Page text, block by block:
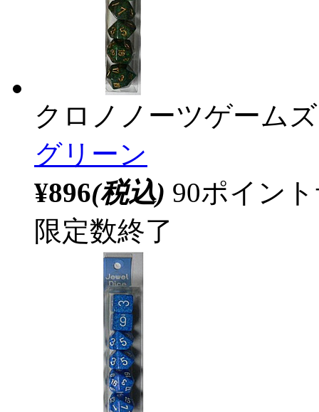
クロノノーツゲームズ
グリーン
¥896(税込) 90ポイン
限定数終了